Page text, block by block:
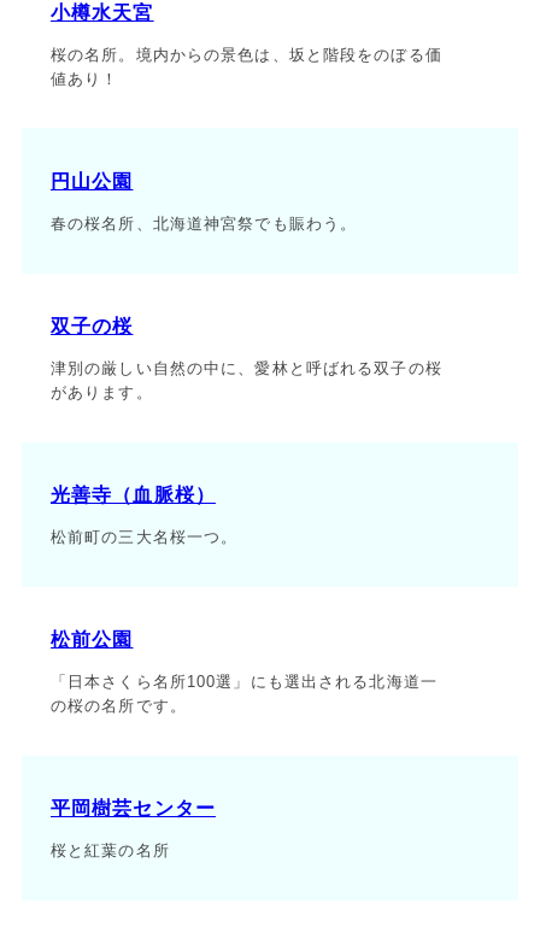
小樽水天宮
桜の名所。境内からの景色は、坂と階段をのぼる価
値あり！
円山公園
春の桜名所、北海道神宮祭でも賑わう。
双子の桜
津別の厳しい自然の中に、愛林と呼ばれる双子の桜
があります。
光善寺（血脈桜）
松前町の三大名桜一つ。
松前公園
「日本さくら名所100選」にも選出される北海道一
の桜の名所です。
平岡樹芸センター
桜と紅葉の名所